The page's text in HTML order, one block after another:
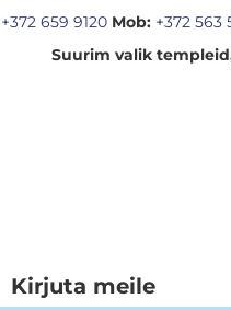
+372 659 9120 Mob: +372 563
Suurim valik
Kirjuta meile